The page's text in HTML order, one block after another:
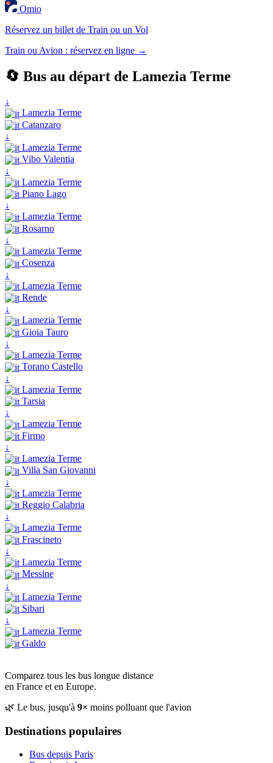
Omio
Réservez un billet de Train ou un Vol
Train ou Avion : réservez en ligne →
🔄 Bus au départ de Lamezia Terme
↓
Lamezia Terme
Catanzaro
↓
Lamezia Terme
Vibo Valentia
↓
Lamezia Terme
Piano Lago
↓
Lamezia Terme
Rosarno
↓
Lamezia Terme
Cosenza
↓
Lamezia Terme
Rende
↓
Lamezia Terme
Gioia Tauro
↓
Lamezia Terme
Torano Castello
↓
Lamezia Terme
Tarsia
↓
Lamezia Terme
Firmo
↓
Lamezia Terme
Villa San Giovanni
↓
Lamezia Terme
Reggio Calabria
↓
Lamezia Terme
Frascineto
↓
Lamezia Terme
Messine
↓
Lamezia Terme
Sibari
↓
Lamezia Terme
Galdo
Comparez tous les bus longue distance
en France et en Europe.
🌿 Le bus, jusqu'à 9× moins polluant que l'avion
Destinations populaires
Bus depuis Paris